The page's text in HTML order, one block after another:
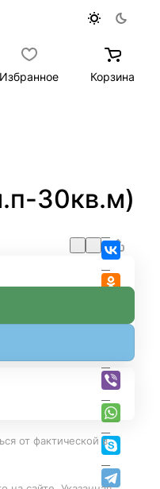
Избранное Корзина
30кв.м)
от фактической в